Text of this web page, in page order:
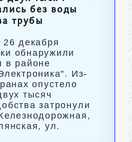
без воды
трубы
декабря
обнаружили
в районе
Из-
опустело
тысяч
затронули
ул.